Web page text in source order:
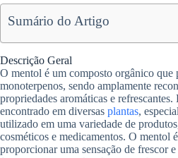
Sumário do Artigo
Descrição Geral
O mentol é um composto orgânico que
monoterpenos, sendo amplamente
propriedades aromáticas e refrescantes.
encontrado em diversas plantas,
utilizado em uma variedade de
cosméticos e medicamentos. O mentol
proporcionar uma sensação de frescor